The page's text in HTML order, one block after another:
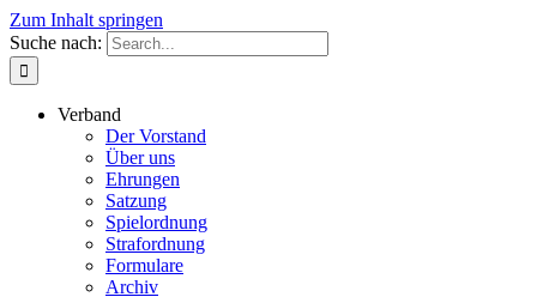
Zum Inhalt springen
Suche nach:
Verband
Der Vorstand
Über uns
Ehrungen
Satzung
Spielordnung
Strafordnung
Formulare
Archiv